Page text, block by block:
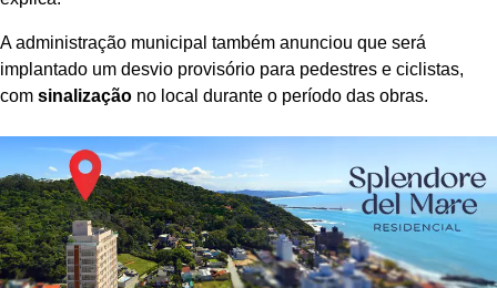
A administração municipal também anunciou que será
implantado um desvio provisório para pedestres e ciclistas,
com sinalização no local durante o período das obras.